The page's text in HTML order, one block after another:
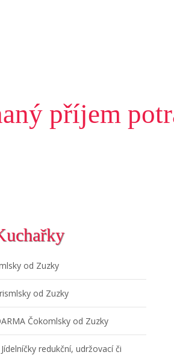
příjem
od Zuzky
od Zuzky
Čokomlsky od Zuzky
redukční, udržovací či